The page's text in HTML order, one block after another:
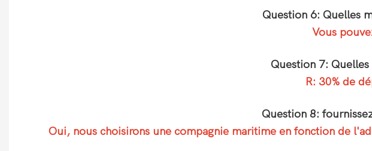
Question 6: Quelles
Vous
Question 7:
R: 30% de
Question 8:
Oui, nous choisirons une compagnie maritime en fonction de